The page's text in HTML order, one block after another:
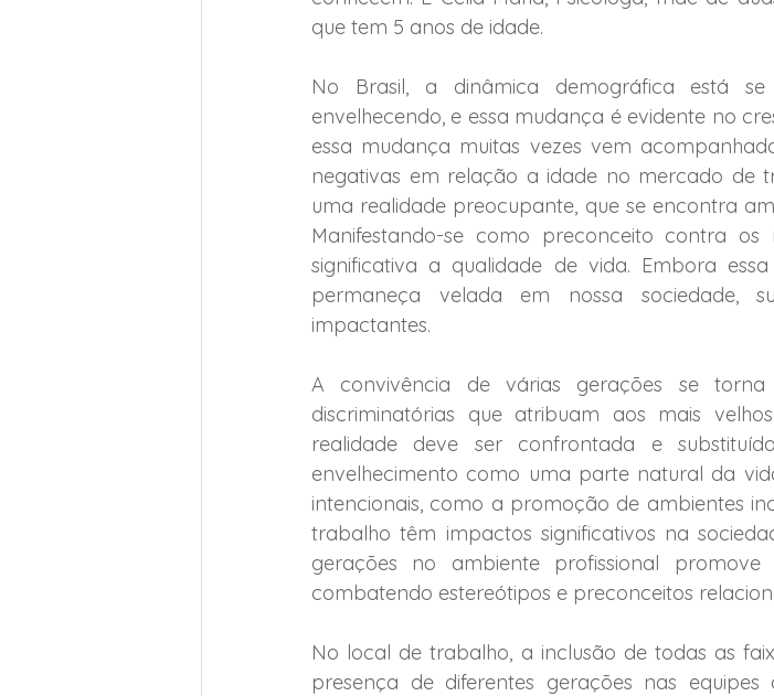
que tem 5 anos de idade.
No Brasil, a dinâmica demográfica está
envelhecendo, e essa mudança é evidente no
essa mudança muitas vezes vem
negativas em relação a idade no mercado de
uma realidade preocupante, que se encontra
Manifestando-se como preconceito contra
significativa a qualidade de vida. Embora
permaneça velada em nossa sociedade,
impactantes.
A convivência de várias gerações se
discriminatórias que atribuam aos mais
realidade deve ser confrontada e
envelhecimento como uma parte natural da
intencionais, como a promoção de ambientes
trabalho têm impactos significativos na
gerações no ambiente profissional
combatendo estereótipos e preconceitos
No local de trabalho, a inclusão de todas as
presença de diferentes gerações nas